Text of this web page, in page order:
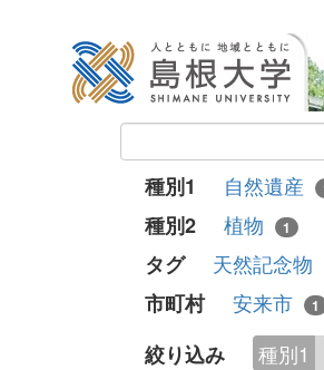
種別1 自然遺産
種別2 植物 1
タグ 天然記念物
市町村 安来市 1
絞り込み 種別1